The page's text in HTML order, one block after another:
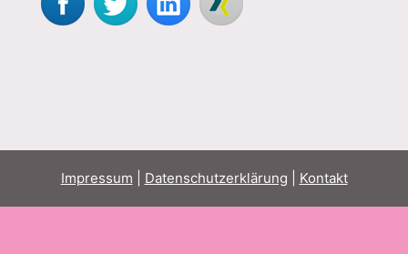
Impressum Datenschutzerklärung Kontakt